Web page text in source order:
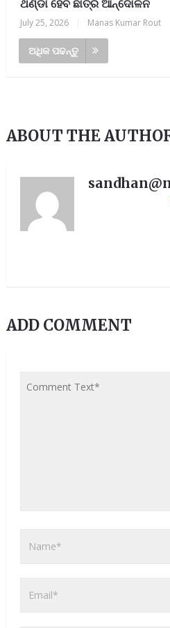
ଥଣ୍ଡା ହେବ ଛାତ୍ର ଆନ୍ଦୋଳନ
July 25, 2026 Manas Kumar Rout
ଅଧିକ ପଢନ୍ତୁ
ABOUT THE
ADD COMMENT